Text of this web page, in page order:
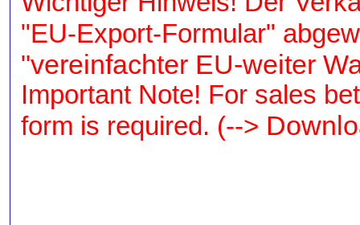
"EU-Export-Formular"
"vereinfachter EU-weiter
Important Note! For sales
form is required. (-->